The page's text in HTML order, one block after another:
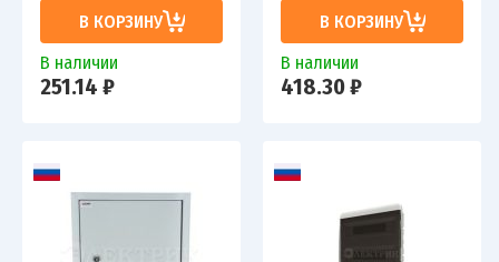
В КОРЗИНУ
В наличии
251.14 ₽
В КОРЗИНУ
В наличии
418.30 ₽